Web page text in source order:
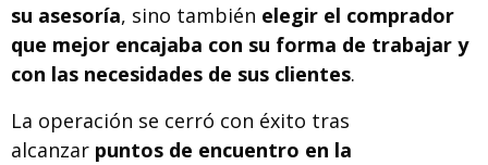
su asesoría, sino también elegir el comprador
que mejor encajaba con su forma de trabajar y
con las necesidades de sus clientes.
La operación se cerró con éxito tras
alcanzar puntos de encuentro en la